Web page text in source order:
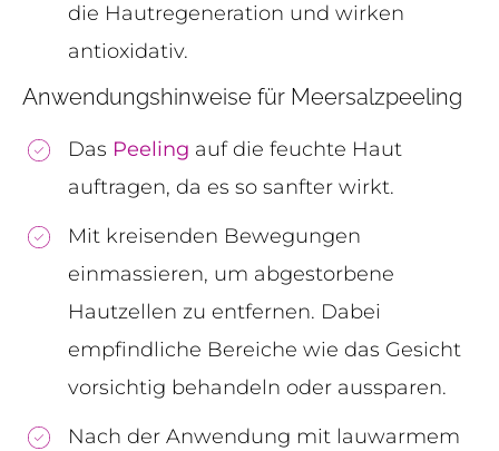
die Hautregeneration und wirken
antioxidativ.
Anwendungshinweise für Meersalzpeeling
Das Peeling auf die feuchte Haut
auftragen, da es so sanfter wirkt.
Mit kreisenden Bewegungen
einmassieren, um abgestorbene
Hautzellen zu entfernen. Dabei
empfindliche Bereiche wie das Gesicht
vorsichtig behandeln oder aussparen.
Nach der Anwendung mit lauwarmem